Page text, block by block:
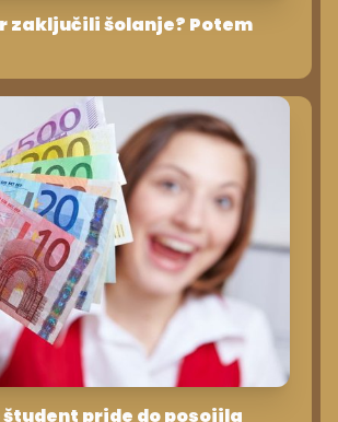
zaključili šolanje? Potem
pride do posojila